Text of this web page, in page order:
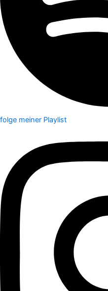
folge meiner Playlist